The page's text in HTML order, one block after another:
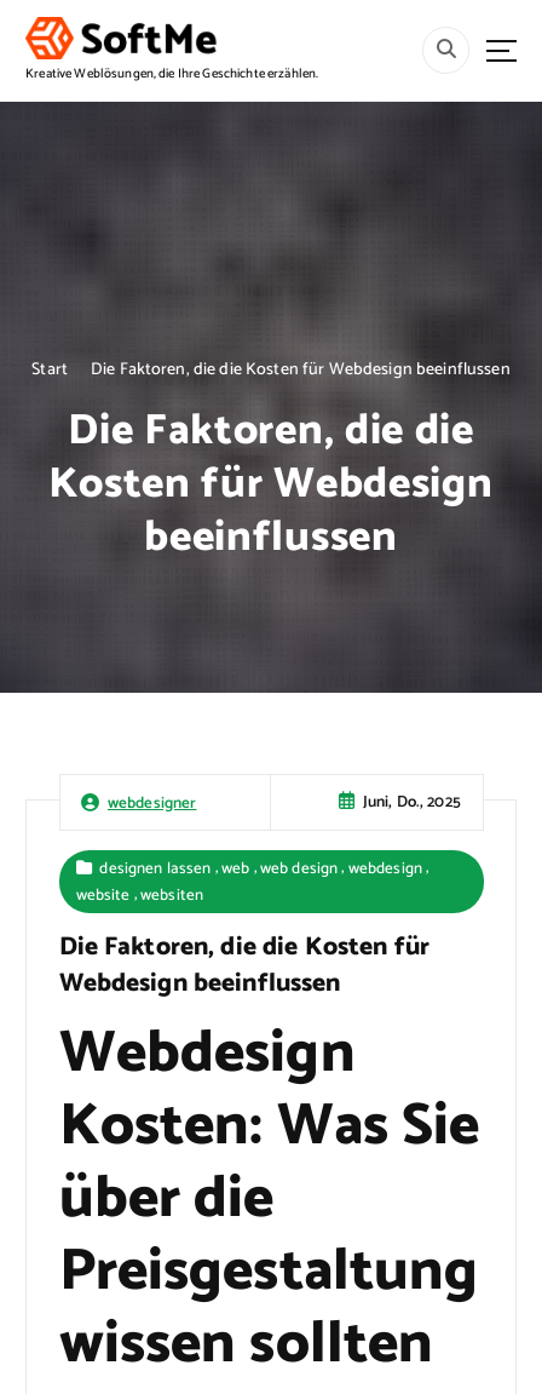
Kreative Weblösungen, die Ihre Geschichte erzählen.
Start Die Faktoren, die die Kosten für Webdesign beeinflussen
Die Faktoren, die die
Kosten für Webdesign
beeinflussen
webdesigner Juni, Do., 2025
designen lassen,web,web design,webdesign,
website,websiten
Die Faktoren, die die Kosten für
Webdesign beeinflussen
Webdesign
Kosten: Was Sie
über die
Preisgestaltung
wissen sollten